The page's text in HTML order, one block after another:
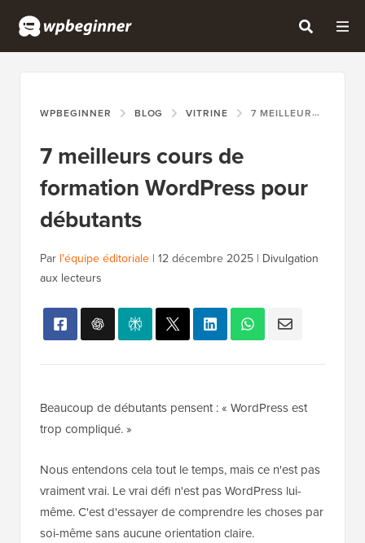
WPBEGINNER BLOG VITRINE 7 MEILLEURS COURS DE FORMATION WORDPRESS POUR DÉBUTANTS
7 meilleurs cours de
formation WordPress pour
débutants
Par l'équipe éditoriale | 12 décembre 2025 | Divulgation
aux lecteurs
Beaucoup de débutants pensent : « WordPress est
trop compliqué. »
Nous entendons cela tout le temps, mais ce n'est pas
vraiment vrai. Le vrai défi n'est pas WordPress lui-
même. C'est d'essayer de comprendre les choses par
soi-même sans aucune orientation claire.